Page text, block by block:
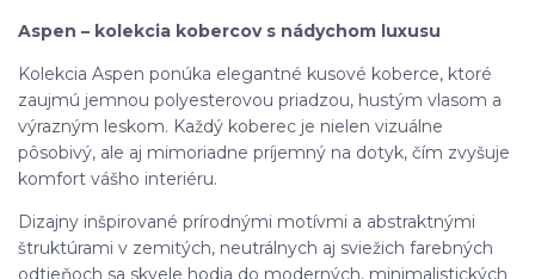
Aspen – kolekcia kobercov s nádychom luxusu
Kolekcia Aspen ponúka elegantné kusové koberce, ktoré
zaujmú jemnou polyesterovou priadzou, hustým vlasom a
výrazným leskom. Každý koberec je nielen vizuálne
pôsobivý, ale aj mimoriadne príjemný na dotyk, čím zvyšuje
komfort vášho interiéru.
Dizajny inšpirované prírodnými motívmi a abstraktnými
štruktúrami v zemitých, neutrálnych aj sviežich farebných